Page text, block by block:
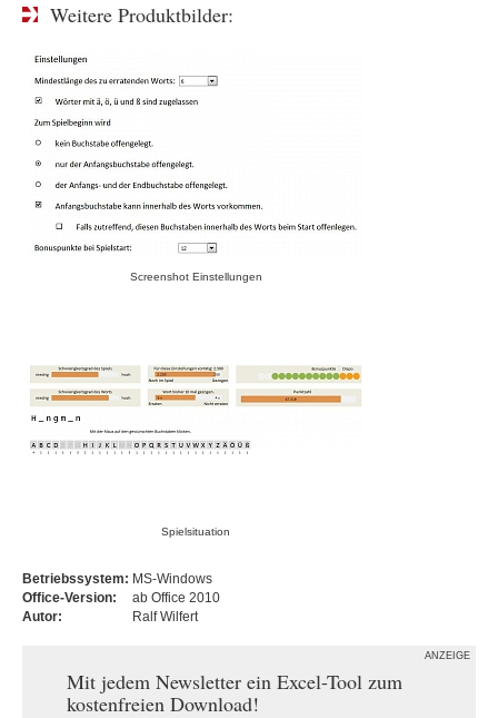
Weitere Produktbilder:
Screenshot Einstellungen
Spielsituation
Betriebssystem: MS-Windows
Office-Version:
ab Office 2010
Autor:
Ralf Wilfert
ANZEIGE
Mit jedem Newsletter ein Excel-Tool zum
kostenfreien Download!